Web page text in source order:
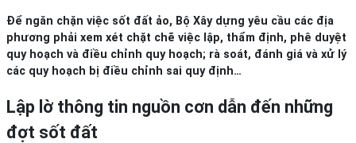
Để ngăn chặn việc sốt đất ảo, Bộ Xây dựng yêu cầu các địa
phương phải xem xét chặt chẽ việc lập, thẩm định, phê duyệt
quy hoạch và điều chỉnh quy hoạch; rà soát, đánh giá và xử lý
các quy hoạch bị điều chỉnh sai quy định…
Lập lờ thông tin nguồn cơn dẫn đến những
đợt sốt đất